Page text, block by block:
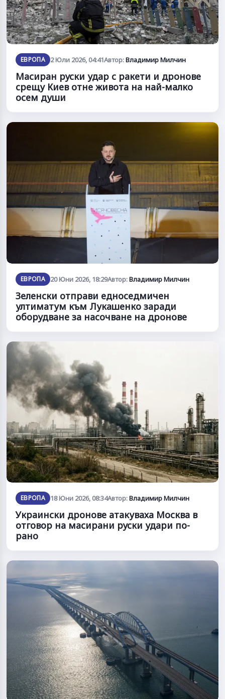
ЕВРОПА 2 Юли 2026, 04:41Автор:Владимир Милчин
Масиран руски удар с ракети и дронове
срещу Киев отне живота на най-малко
осем души
ЕВРОПА 20 Юни 2026, 18:29Автор:Владимир Милчин
Зеленски отправи едноседмичен
ултиматум към Лукашенко заради
оборудване за насочване на дронове
ЕВРОПА 18 Юни 2026, 08:34Автор:Владимир Милчин
Украински дронове атакуваха Москва в
отговор на масирани руски удари по-
рано